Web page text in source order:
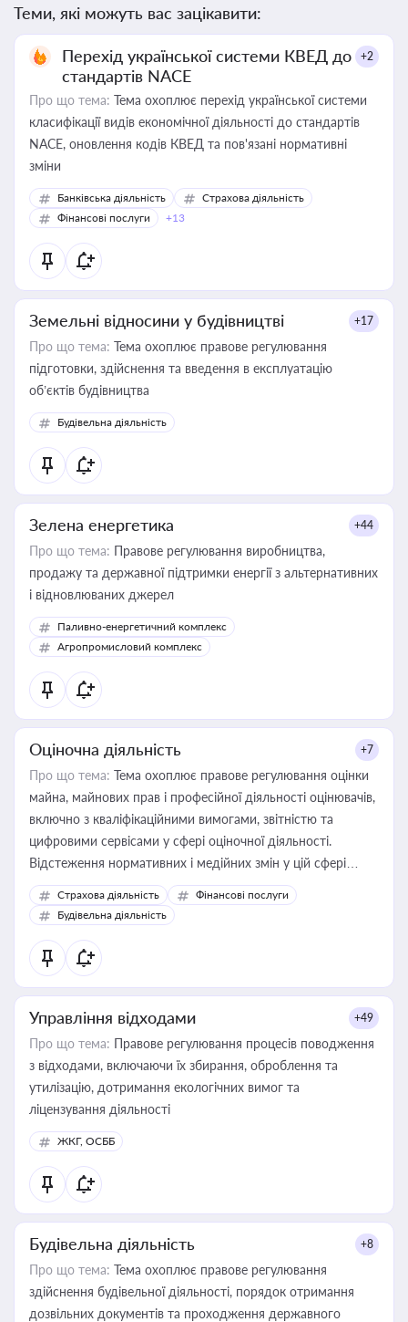
Теми, які можуть вас зацікавити:
Перехід української системи КВЕД до
стандартів NACE
+2
Про що тема: Тема охоплює перехід української системи
класифікації видів економічної діяльності до стандартів
NACE, оновлення кодів КВЕД та пов'язані нормативні
зміни
Банківська діяльність
Страхова діяльність
Фінансові послуги
+13
Земельні відносини у будівництві +17
Про що тема: Тема охоплює правове регулювання
підготовки, здійснення та введення в експлуатацію
об’єктів будівництва
Будівельна діяльність
Зелена енергетика +44
Про що тема: Правове регулювання виробництва,
продажу та державної підтримки енергії з альтернативних
і відновлюваних джерел
Паливно-енергетичний комплекс
Агропромисловий комплекс
Оціночна діяльність +7
Про що тема: Тема охоплює правове регулювання оцінки
майна, майнових прав і професійної діяльності оцінювачів,
включно з кваліфікаційними вимогами, звітністю та
цифровими сервісами у сфері оціночної діяльності.
Відстеження нормативних і медійних змін у цій сфері
корисне для власника бізнесу, керівника, юриста або
бухгалтера під час оподаткування, приватизації, оренди
державного майна, корпоративних угод і перевірки
статусу суб'єктів оціночної діяльності
Страхова діяльність
Фінансові послуги
Будівельна діяльність
Управління відходами +49
Про що тема: Правове регулювання процесів поводження
з відходами, включаючи їх збирання, оброблення та
утилізацію, дотримання екологічних вимог та
ліцензування діяльності
ЖКГ, ОСББ
Будівельна діяльність +8
Про що тема: Тема охоплює правове регулювання
здійснення будівельної діяльності, порядок отримання
дозвільних документів та проходження державного